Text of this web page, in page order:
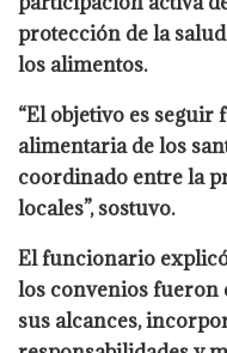
protección de la
los alimentos.
“El objetivo es
alimentaria de los
coordinado entre la
locales”, sostuvo.
El funcionario
los convenios fueron
sus alcances,